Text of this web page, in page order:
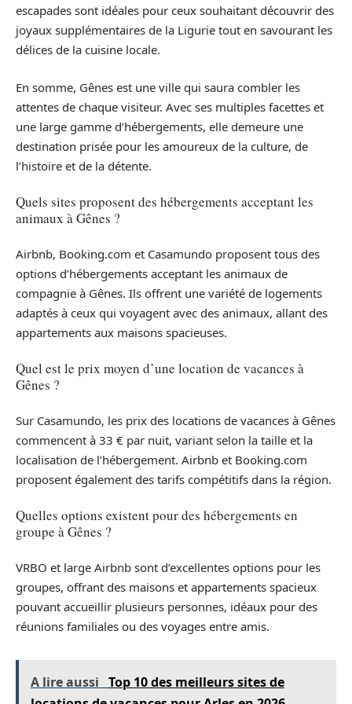
escapades sont idéales pour ceux souhaitant découvrir des
joyaux supplémentaires de la Ligurie tout en savourant les
délices de la cuisine locale.
En somme, Gênes est une ville qui saura combler les
attentes de chaque visiteur. Avec ses multiples facettes et
une large gamme d’hébergements, elle demeure une
destination prisée pour les amoureux de la culture, de
l’histoire et de la détente.
Quels sites proposent des hébergements acceptant les
animaux à Gênes ?
Airbnb, Booking.com et Casamundo proposent tous des
options d’hébergements acceptant les animaux de
compagnie à Gênes. Ils offrent une variété de logements
adaptés à ceux qui voyagent avec des animaux, allant des
appartements aux maisons spacieuses.
Quel est le prix moyen d’une location de vacances à
Gênes ?
Sur Casamundo, les prix des locations de vacances à Gênes
commencent à 33 € par nuit, variant selon la taille et la
localisation de l’hébergement. Airbnb et Booking.com
proposent également des tarifs compétitifs dans la région.
Quelles options existent pour des hébergements en
groupe à Gênes ?
VRBO et large Airbnb sont d’excellentes options pour les
groupes, offrant des maisons et appartements spacieux
pouvant accueillir plusieurs personnes, idéaux pour des
réunions familiales ou des voyages entre amis.
A lire aussi Top 10 des meilleurs sites de